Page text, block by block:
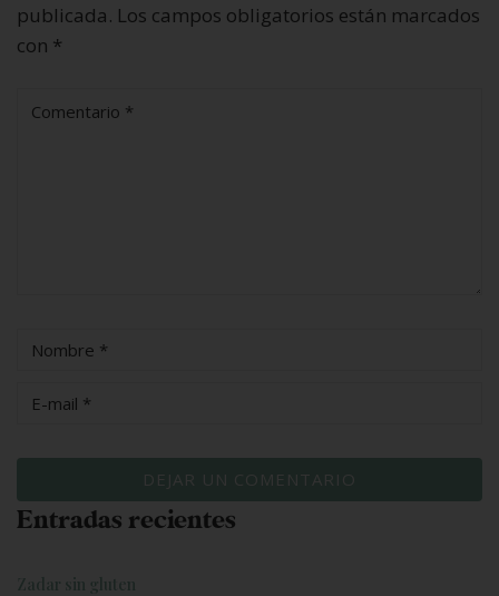
publicada. Los campos obligatorios están marcados
con *
Entradas recientes
Zadar sin gluten